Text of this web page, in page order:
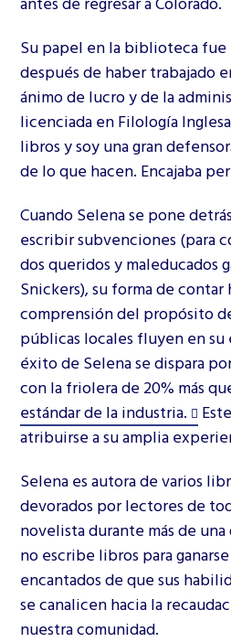
Su papel en la biblioteca
después de haber trabajado
ánimo de lucro y de la
licenciada en Filología
libros y soy una gran
de lo que hacen. Encajaba
Cuando Selena se pone
escribir subvenciones (para
dos queridos y maleducados
Snickers), su forma de
comprensión del propósito
públicas locales fluyen en
éxito de Selena se dispara
con la friolera de 20% más
estándar de la industria.
atribuirse a su amplia
Selena es autora de varios
devorados por lectores de
novelista durante más de una
no escribe libros para
encantados de que sus
se canalicen hacia la
nuestra comunidad.